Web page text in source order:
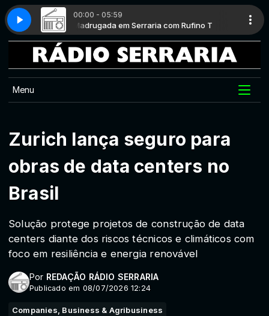
00:00 - 05:59
T Madrugada em Serraria com Rufino T
GASPARETTO E VOCÊ #014
Menu
Zurich lança seguro para
obras de data centers no
Brasil
Solução protege projetos de construção de data
centers diante dos riscos técnicos e climáticos com
foco em resiliência e energia renovável
Por REDAÇÃO RÁDIO SERRARIA
Publicado em 08/07/2026 12:24
Companies, Business & Agribusiness